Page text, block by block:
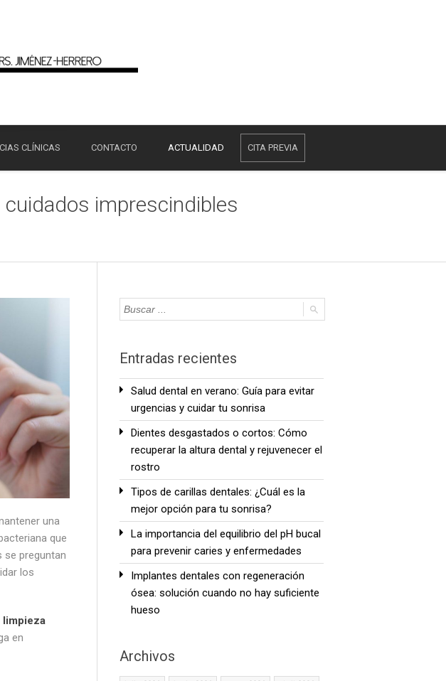
CLÍNICAS CONTACTO ACTUALIDAD CITA PREVIA
cuidados imprescindibles
una
que
se preguntan
los
limpieza
en
Entradas recientes
Salud dental en verano: Guía para evitar
urgencias y cuidar tu sonrisa
Dientes desgastados o cortos: Cómo
recuperar la altura dental y rejuvenecer el
rostro
Tipos de carillas dentales: ¿Cuál es la
mejor opción para tu sonrisa?
La importancia del equilibrio del pH bucal
para prevenir caries y enfermedades
Implantes dentales con regeneración
ósea: solución cuando no hay suficiente
hueso
Archivos